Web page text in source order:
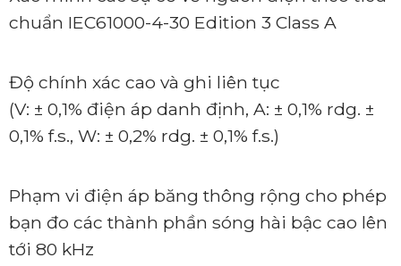
chuẩn IEC61000-4-30 Edition 3 Class A
Độ chính xác cao và ghi liên tục
(V: ± 0,1% điện áp danh định, A: ± 0,1% rdg. ±
0,1% f.s., W: ± 0,2% rdg. ± 0,1% f.s.)
Phạm vi điện áp băng thông rộng cho phép
bạn đo các thành phần sóng hài bậc cao lên
tới 80 kHz